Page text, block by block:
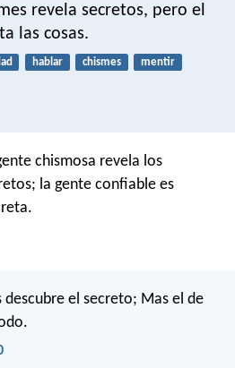
revela secretos, pero el
las cosas.
hablar chismes mentir
chismosa revela los
la gente confiable es
descubre el secreto; Mas el de